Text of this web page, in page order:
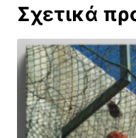
Σχετικά